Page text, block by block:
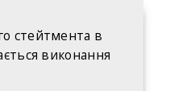
стейтмента в
виконання